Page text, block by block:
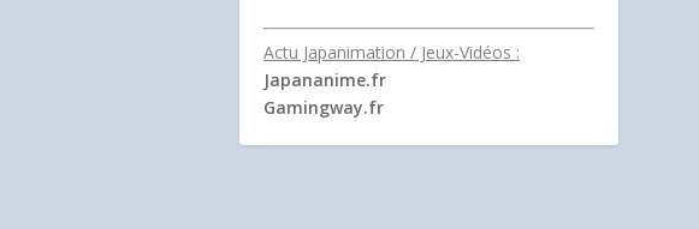
Actu Japanimation / Jeux-Vidéos :
Japananime.fr
Gamingway.fr